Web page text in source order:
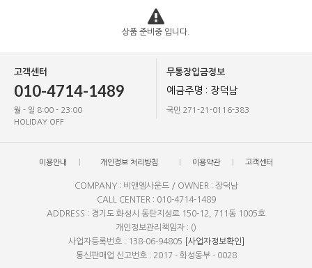
상품 준비중 입니다.
고객센터
010-4714-1489
월 - 일 8:00 - 23:00
HOLIDAY OFF
무통장입금정보
예금주명 : 장덕남
국민 271-21-0116-383
이용안내 개인정보 처리방침 이용약관 고객센터
COMPANY : 비앤엠사운드 / OWNER : 장덕남
CALL CENTER : 010-4714-1489
ADDRESS : 경기도 화성시 동탄지성로 150-12, 711동 1005호
개인정보관리책임자 : ()
사업자등록번호 : 138-06-94805
[사업자정보확인]
통신판매업 신고번호 : 2017 - 화성동부 - 0028